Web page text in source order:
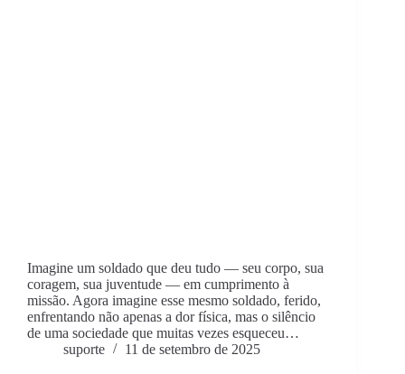
Imagine um soldado que deu tudo — seu corpo, sua
coragem, sua juventude — em cumprimento à
missão. Agora imagine esse mesmo soldado, ferido,
enfrentando não apenas a dor física, mas o silêncio
de uma sociedade que muitas vezes esqueceu…
suporte
11 de setembro de 2025